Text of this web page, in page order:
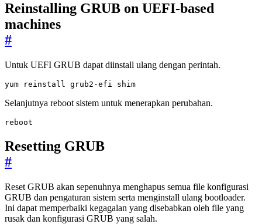
Reinstalling GRUB on UEFI-based
machines
#
Untuk UEFI GRUB dapat diinstall ulang dengan perintah.
yum reinstall grub2-efi shim
Selanjutnya reboot sistem untuk menerapkan perubahan.
reboot
Resetting GRUB
#
Reset GRUB akan sepenuhnya menghapus semua file konfigurasi
GRUB dan pengaturan sistem serta menginstall ulang bootloader.
Ini dapat memperbaiki kegagalan yang disebabkan oleh file yang
rusak dan konfigurasi GRUB yang salah.